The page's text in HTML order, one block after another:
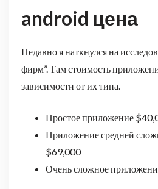
android цена
Недавно я наткнулся на
фирм”. Там стоимость
зависимости от их типа.
Простое приложение
Приложение средней
$69,000
Очень сложное